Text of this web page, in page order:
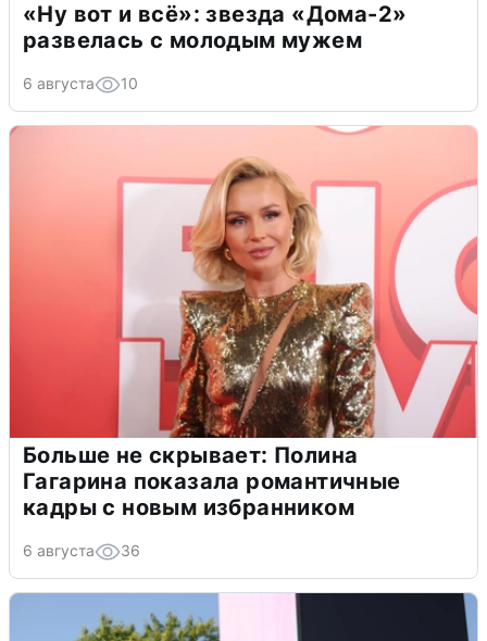
«Ну вот и всё»: звезда «Дома-2»
развелась с молодым мужем
6 августа 10
Больше не скрывает: Полина
Гагарина показала романтичные
кадры с новым избранником
6 августа 36